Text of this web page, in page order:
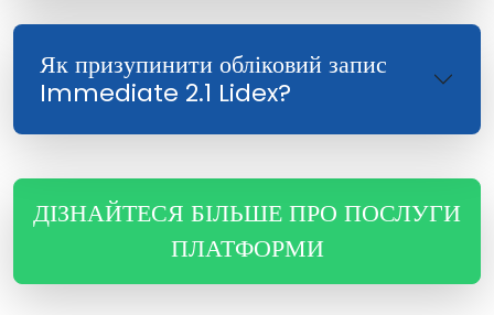
Як призупинити обліковий запис
Immediate 2.1 Lidex?
ДІЗНАЙТЕСЯ БІЛЬШЕ ПРО ПОСЛУГИ
ПЛАТФОРМИ